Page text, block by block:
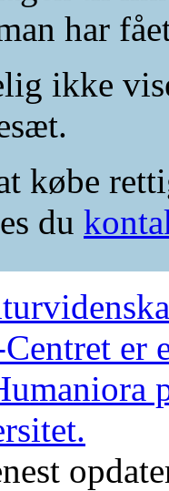
har
ikke
købe
du